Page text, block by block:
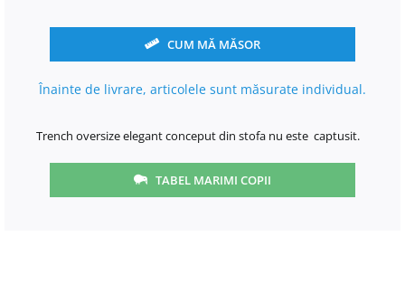
CUM MĂ MĂSOR
Înainte de livrare, articolele sunt măsurate individual.
Trench oversize elegant conceput din stofa nu este captusit.
TABEL MARIMI COPII